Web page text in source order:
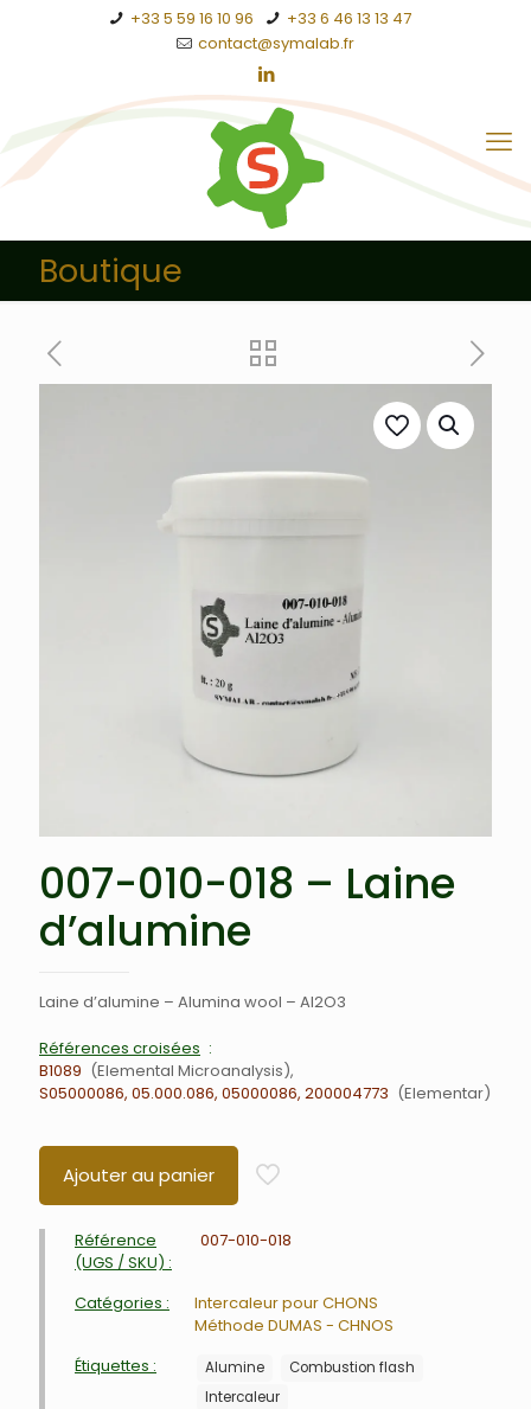
+33 5 59 16 10 96
+33 6 46 13 13 47
contact@symalab.fr
Boutique
007-010-018 – Laine
d’alumine
Laine d’alumine – Alumina wool – Al2O3
Références croisées
B1089
Elemental Microanalysis
S05000086, 05.000.086, 05000086, 200004773
Elementar
Ajouter au panier
Référence
(UGS / SKU) :
007-010-018
Catégories :
Intercaleur pour CHONS
Méthode DUMAS - CHNOS
Étiquettes :
Alumine
Combustion flash
Intercaleur